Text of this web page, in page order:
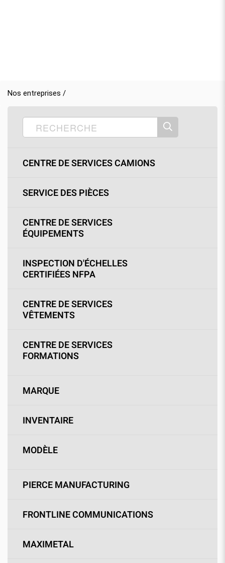
Nos entreprises /
CENTRE DE SERVICES CAMIONS
SERVICE DES PIÈCES
CENTRE DE SERVICES
ÉQUIPEMENTS
INSPECTION D'ÉCHELLES
CERTIFIÉES NFPA
CENTRE DE SERVICES
VÊTEMENTS
CENTRE DE SERVICES
FORMATIONS
MARQUE
INVENTAIRE
MODÈLE
PIERCE MANUFACTURING
FRONTLINE COMMUNICATIONS
MAXIMETAL